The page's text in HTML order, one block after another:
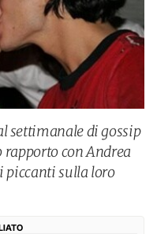
settimanale di gossip
con Andrea
piccanti sulla loro